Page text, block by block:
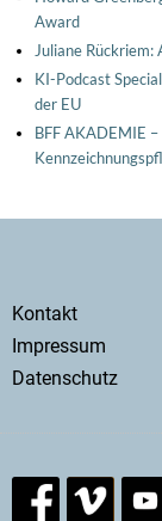
Award
Juliane Rückriem:
KI-Podcast
der EU
BFF AKADEMIE
Secondary
menu
Kontakt
Impressum
Datenschutz